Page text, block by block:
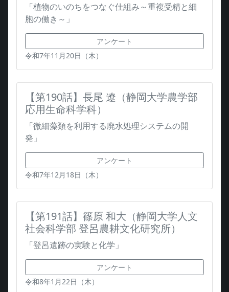
「植物のいのちをつなぐ仕組み～重複受精と細
胞の働き～」
アンケート
令和7年11月20日（木）
【第190話】長尾 遼（静岡大学農学部
応用生命科学科）
「微細藻類を利用する廃水処理システムの開
発」
アンケート
令和7年12月18日（木）
【第191話】篠原 和大（静岡大学人文
社会科学部 登呂農耕文化研究所）
「登呂遺跡の実験と化学」
アンケート
令和8年1月22日（木）